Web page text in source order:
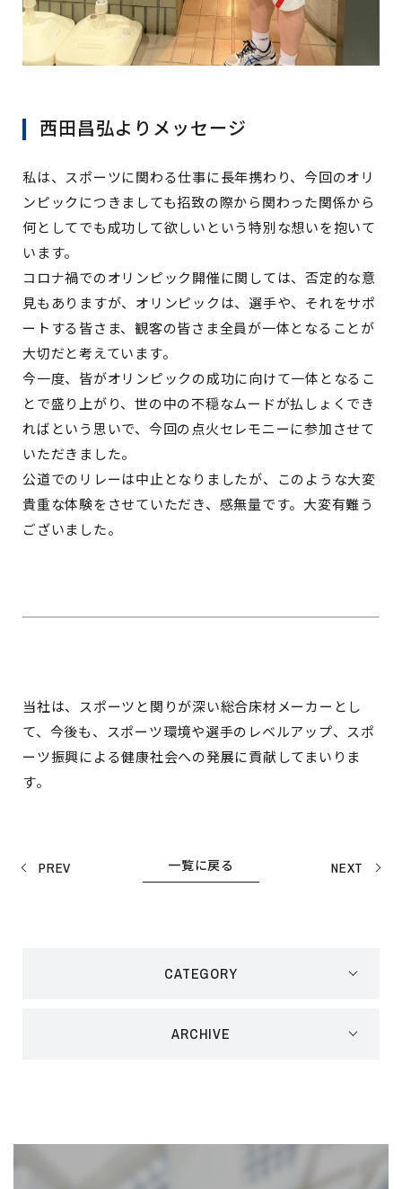
西田昌弘よりメッセージ
私は、スポーツに関わる仕事に長年携わり、今回のオリ
ンピックにつきましても招致の際から関わった関係から
何としてでも成功して欲しいという特別な想いを抱いて
います。
コロナ禍でのオリンピック開催に関しては、否定的な意
見もありますが、オリンピックは、選手や、それをサポ
ートする皆さま、観客の皆さま全員が一体となることが
大切だと考えています。
今一度、皆がオリンピックの成功に向けて一体となるこ
とで盛り上がり、世の中の不穏なムードが払しょくでき
ればという思いで、今回の点火セレモニーに参加させて
いただきました。
公道でのリレーは中止となりましたが、このような大変
貴重な体験をさせていただき、感無量です。大変有難う
ございました。
当社は、スポーツと関りが深い総合床材メーカーとし
て、今後も、スポーツ環境や選手のレベルアップ、スポ
ーツ振興による健康社会への発展に貢献してまいりま
す。
PREV NEXT
一覧に戻る
CATEGORY
ARCHIVE